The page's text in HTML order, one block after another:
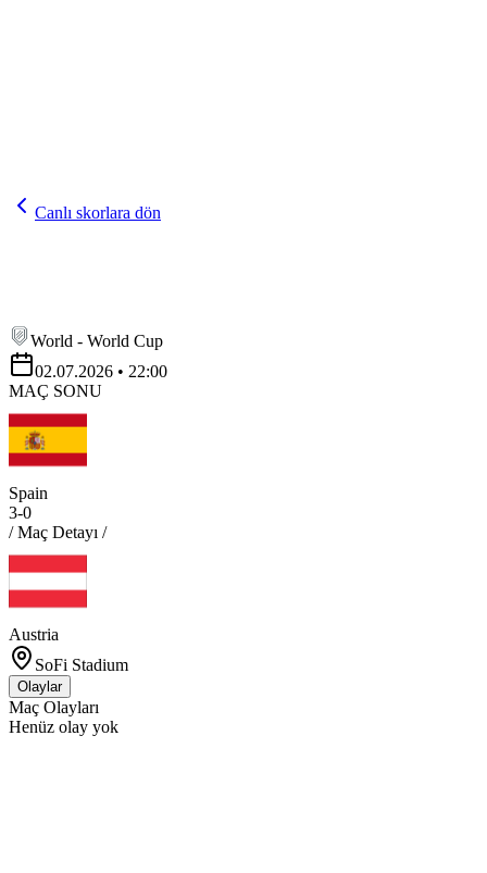
Canlı skorlara dön
World - World Cup
02.07.2026 • 22:00
MAÇ SONU
Spain
3-0
/ Maç Detayı /
Austria
SoFi Stadium
Olaylar
Maç Olayları
Henüz olay yok